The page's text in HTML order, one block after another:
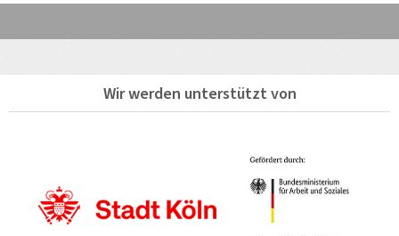
Wir werden unterstützt von